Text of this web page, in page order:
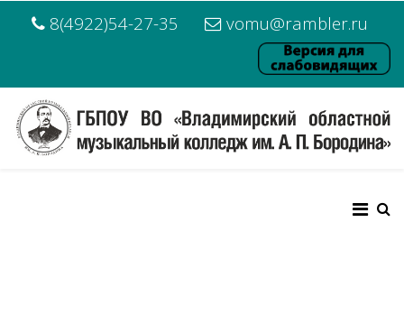
8(4922)54-27-35 vomu@rambler.ru